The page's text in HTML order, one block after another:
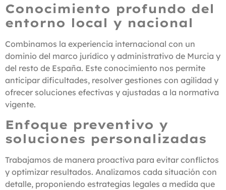
Conocimiento profundo del
entorno local y nacional
Combinamos la experiencia internacional con un
dominio del marco jurídico y administrativo de Murcia y
del resto de España. Este conocimiento nos permite
anticipar dificultades, resolver gestiones con agilidad y
ofrecer soluciones efectivas y ajustadas a la normativa
vigente.
Enfoque preventivo y
soluciones personalizadas
Trabajamos de manera proactiva para evitar conflictos
y optimizar resultados. Analizamos cada situación con
detalle, proponiendo estrategias legales a medida que